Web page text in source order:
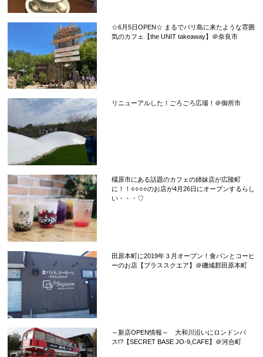
☆6月5日OPEN☆ まるでバリ島に来たような雰囲
気のカフェ【the UNIT takeaway】＠奈良市
リニューアルした！ごろごろ広場！＠御所市
橿原市にある話題のカフェの姉妹店が広陵町
に！！○○○○のお店が4月26日にオープンするらし
い・・・♡
田原本町に2019年３月オープン！食パンとコーヒ
ーのお店【プラススクエア】＠磯城郡田原本町
～新店OPEN情報～ 大和川沿いにロンドンバ
ス!?【SECRET BASE JO-9,CAFE】＠河合町